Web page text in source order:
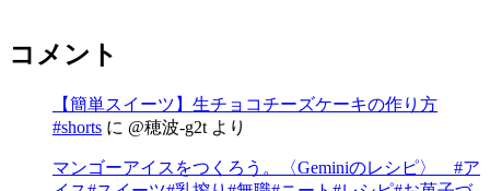
コメント
【簡単スイーツ】生チョコチーズケーキの作り方
#shorts に @穂波-g2t より
マンゴーアイスをつくろう。〈Geminiのレシピ〉 #ア